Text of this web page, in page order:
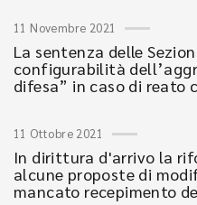
11 Novembre 2021
La sentenza delle
configurabilità
difesa” in caso di reato
11 Ottobre 2021
In dirittura d'arrivo la
alcune proposte di
mancato recepimento